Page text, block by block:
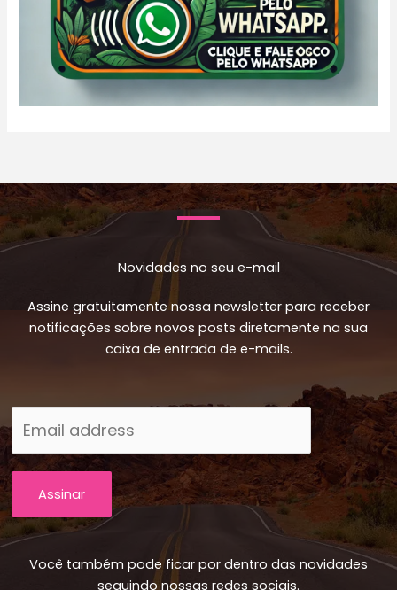
Novidades no seu e-mail
Assine gratuitamente nossa newsletter para receber
notificações sobre novos posts diretamente na sua
caixa de entrada de e-mails.
Assinar
Você também pode ficar por dentro das novidades
seguindo nossas redes sociais.